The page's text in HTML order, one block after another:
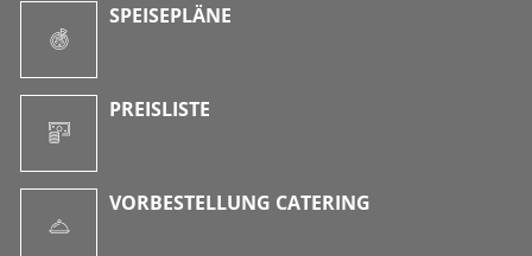
SPEISEPLÄNE
PREISLISTE
VORBESTELLUNG CATERING